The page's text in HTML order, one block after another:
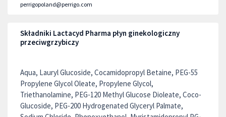
perrigopoland@perrigo.com
Składniki Lactacyd Pharma płyn ginekologiczny
przeciwgrzybiczy
Aqua, Lauryl Glucoside, Cocamidopropyl Betaine, PEG-55
Propylene Glycol Oleate, Propylene Glycol,
Triethanolamine, PEG-120 Methyl Glucose Dioleate, Coco-
Glucoside, PEG-200 Hydrogenated Glyceryl Palmate,